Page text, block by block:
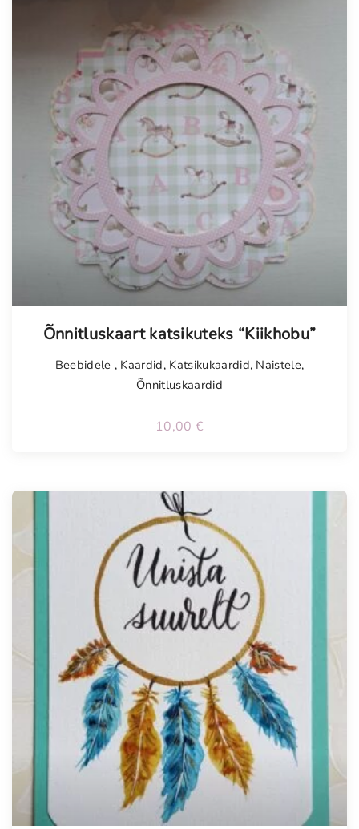
Õnnitluskaart katsikuteks “Kiikhobu”
Beebidele , Kaardid, Katsikukaardid, Naistele,
Õnnitluskaardid
10,00 €